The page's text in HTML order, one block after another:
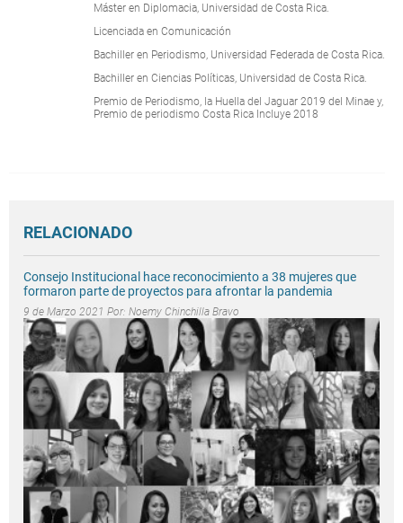
Máster en Diplomacia, Universidad de Costa Rica.
Licenciada en Comunicación
Bachiller en Periodismo, Universidad Federada de Costa Rica.
Bachiller en Ciencias Políticas, Universidad de Costa Rica.
Premio de Periodismo, la Huella del Jaguar 2019 del Minae y,
Premio de periodismo Costa Rica Incluye 2018
RELACIONADO
Consejo Institucional hace reconocimiento a 38 mujeres que
formaron parte de proyectos para afrontar la pandemia
9 de Marzo 2021 Por: Noemy Chinchilla Bravo